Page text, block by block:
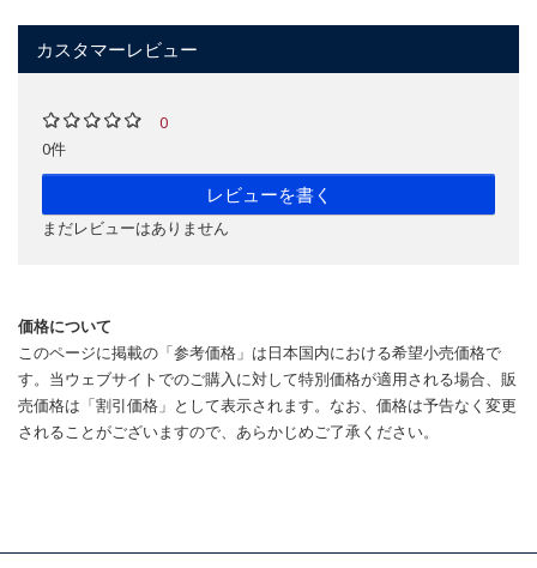
カスタマーレビュー
0
0件
レビューを書く
まだレビューはありません
価格について
このページに掲載の「参考価格」は日本国内における希望小売価格で
す。当ウェブサイトでのご購入に対して特別価格が適用される場合、販
売価格は「割引価格」として表示されます。なお、価格は予告なく変更
されることがございますので、あらかじめご了承ください。